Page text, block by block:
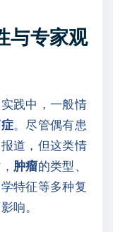
与专家观
践中，一般情
。尽管偶有患
道，但这类情
肿瘤的类型、
特征等多种复
响。